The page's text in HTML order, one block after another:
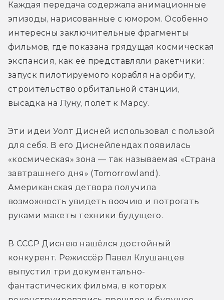
Каждая передача содержала анимационные
эпизоды, нарисованные с юмором. Особенно
интересны заключительные фрагменты
фильмов, где показана грядущая космическая
экспансия, как её представляли ракетчики:
запуск пилотируемого корабля на орбиту,
строительство орбитальной станции,
высадка на Луну, полёт к Марсу.
Эти идеи Уолт Дисней использовал с пользой
для себя. В его Диснейлендах появилась
«космическая» зона — так называемая «Страна
завтрашнего дня» (Tomorrowland).
Американская детвора получила
возможность увидеть воочию и потрогать
руками макеты техники будущего.
В СССР Диснею нашёлся достойный
конкурент. Режиссёр Павел Клушанцев
выпустил три документально-
фантастических фильма, в которых